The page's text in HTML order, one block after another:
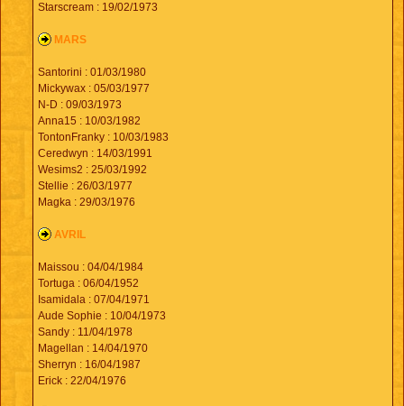
Starscream : 19/02/1973
MARS
Santorini : 01/03/1980
Mickywax : 05/03/1977
N-D : 09/03/1973
Anna15 : 10/03/1982
TontonFranky : 10/03/1983
Ceredwyn : 14/03/1991
Wesims2 : 25/03/1992
Stellie : 26/03/1977
Magka : 29/03/1976
AVRIL
Maissou : 04/04/1984
Tortuga : 06/04/1952
Isamidala : 07/04/1971
Aude Sophie : 10/04/1973
Sandy : 11/04/1978
Magellan : 14/04/1970
Sherryn : 16/04/1987
Erick : 22/04/1976